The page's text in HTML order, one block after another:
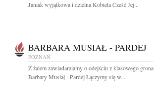
Janiak wyjątkowa i dzielna Kobieta Cześć Jej...
BARBARA MUSIAŁ - PARDEJ
POZNAŃ
Z żalem zawiadamiamy o odejściu z klasowego grona
Barbary Musiał - Pardej Łączymy się w...